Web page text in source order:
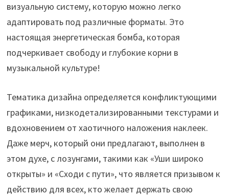
визуальную систему, которую можно легко
адаптировать под различные форматы. Это
настоящая энергетическая бомба, которая
подчеркивает свободу и глубокие корни в
музыкальной культуре!
Тематика дизайна определяется конфликтующими
графиками, низкодетализированными текстурами и
вдохновением от хаотичного наложения наклеек.
Даже мерч, который они предлагают, выполнен в
этом духе, с лозунгами, такими как «Уши широко
открыты» и «Сходи с пути», что является призывом к
действию для всех, кто желает держать свою